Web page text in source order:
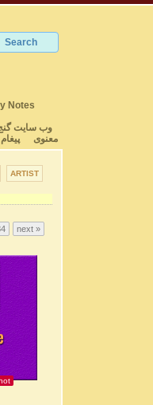
Notes
وب سایت
معنوی
ARTIST
next »